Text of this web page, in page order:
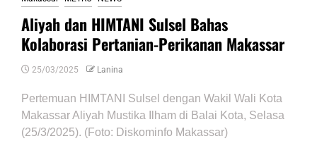
Aliyah dan HIMTANI Sulsel Bahas
Kolaborasi Pertanian-Perikanan Makassar
25/03/2025 Lanina
Pertemuan HIMTANI Sulsel dengan Wakil Wali Kota
Makassar Aliyah Mustika Ilham di Balai Kota, Selasa
(25/3/2025). (Foto: Diskominfo Makassar)